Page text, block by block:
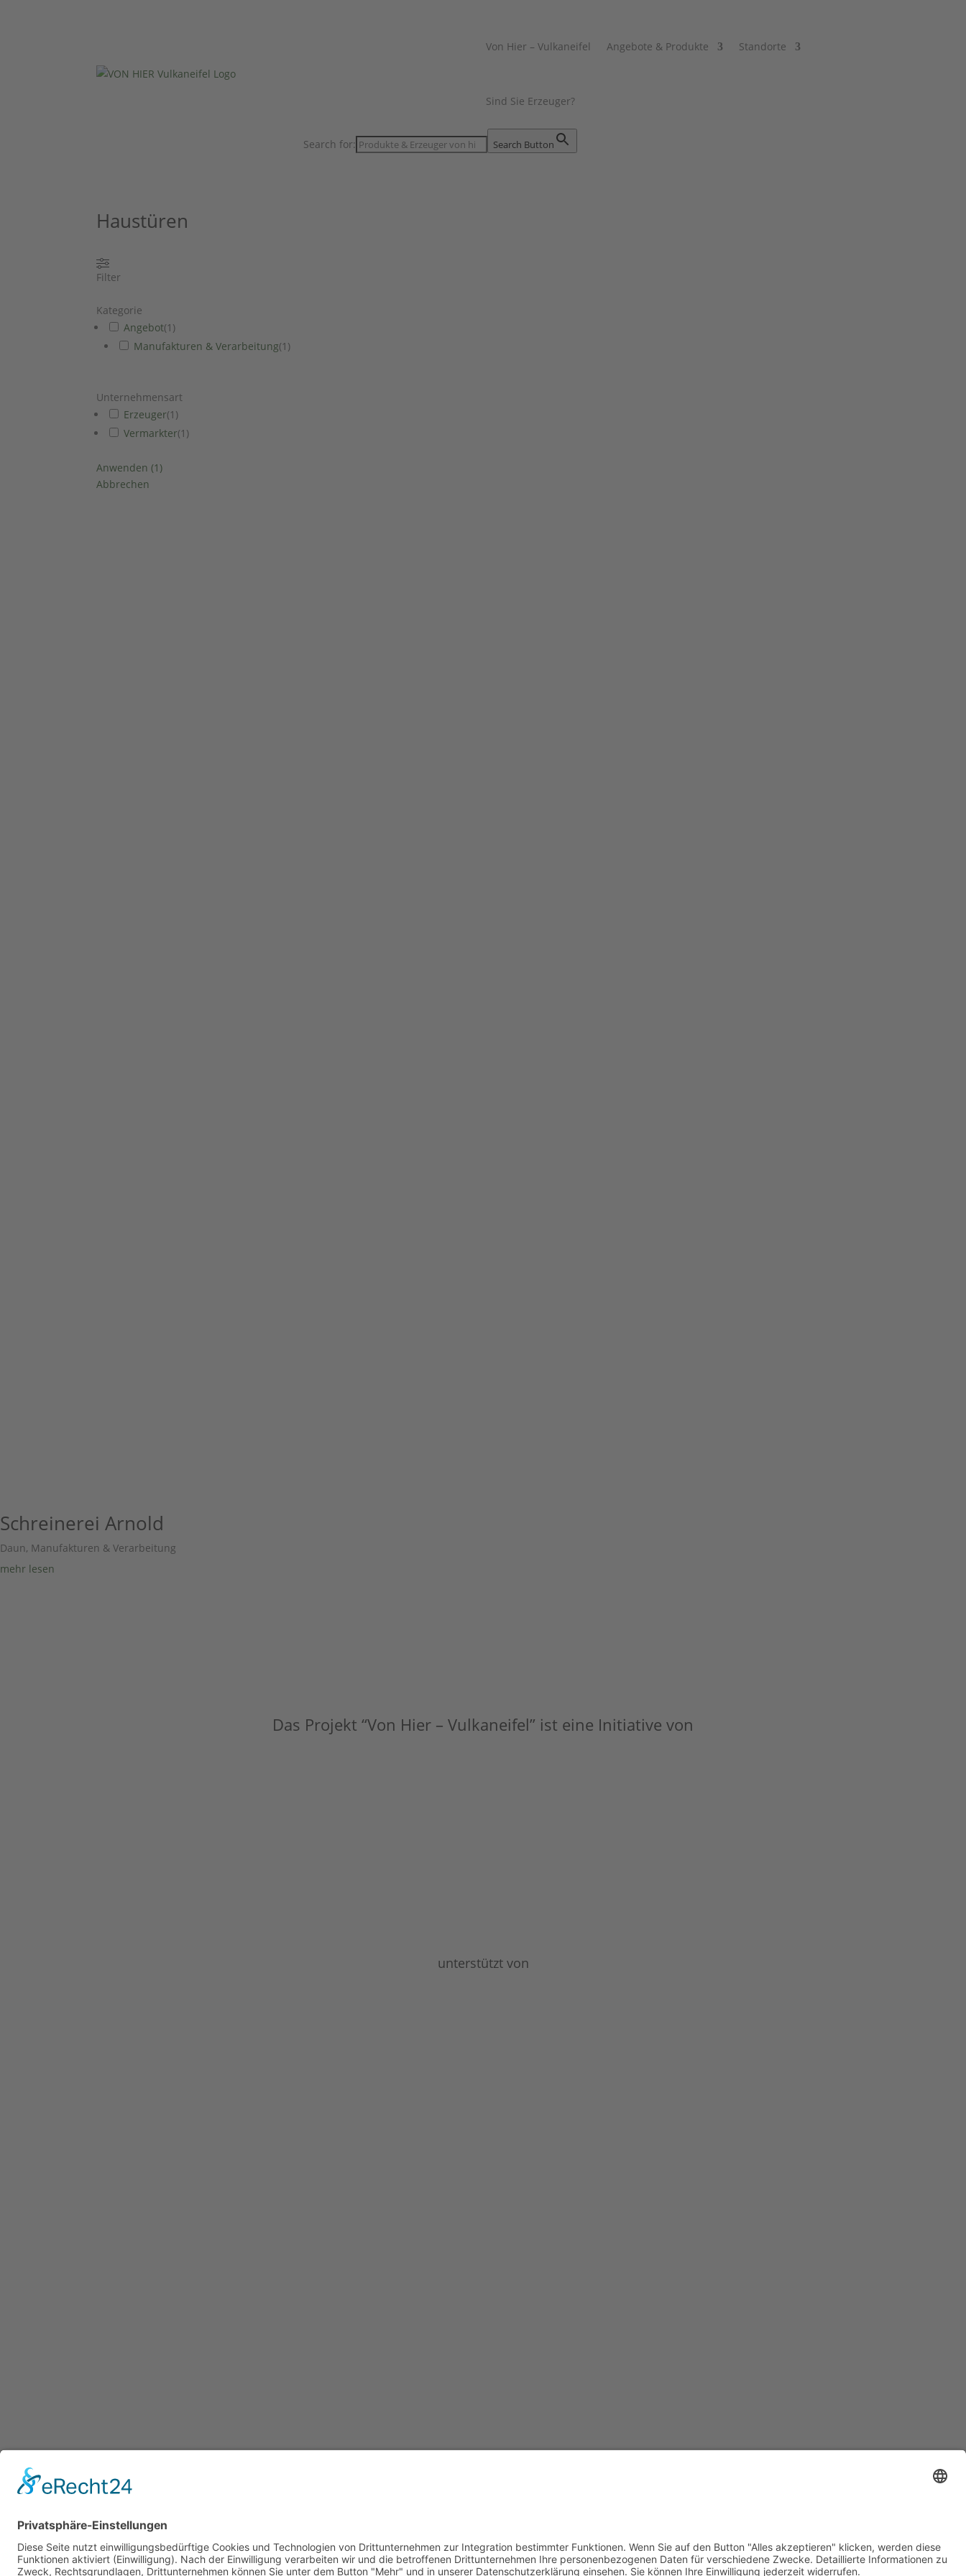
Von Hier – Vulkaneifel Angebote & Produkte Standorte
Sind Sie Erzeuger?
Search for: Search Button
Haustüren
Filter
Kategorie
Angebot(1 )
Manufakturen & Verarbeitung(1 )
Unternehmensart
Erzeuger(1 )
Vermarkter(1 )
Anwenden(1 )
Abbrechen
Schreinerei Arnold
Daun, Manufakturen & Verarbeitung
mehr lesen
Das Projekt “Von Hier – Vulkaneifel” ist eine Initiative von
unterstützt von